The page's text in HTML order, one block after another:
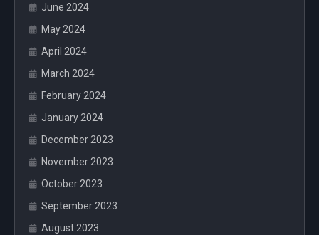
June 2024
May 2024
April 2024
March 2024
February 2024
January 2024
December 2023
November 2023
October 2023
September 2023
August 2023